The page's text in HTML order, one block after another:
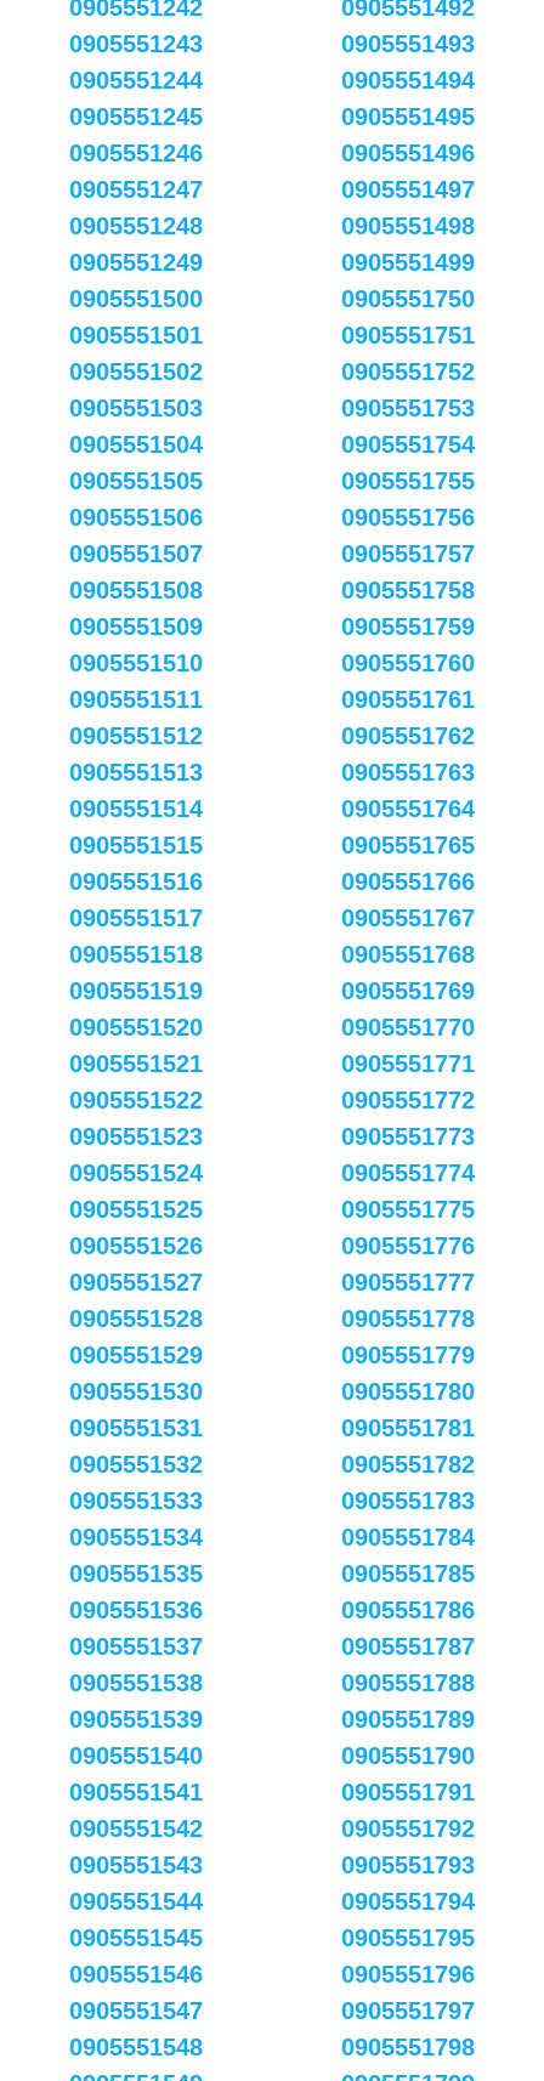
0905551242
0905551243
0905551244
0905551245
0905551246
0905551247
0905551248
0905551249
0905551492
0905551493
0905551494
0905551495
0905551496
0905551497
0905551498
0905551499
0905551500
0905551501
0905551502
0905551503
0905551504
0905551505
0905551506
0905551507
0905551508
0905551509
0905551510
0905551511
0905551512
0905551513
0905551514
0905551515
0905551516
0905551517
0905551518
0905551519
0905551520
0905551521
0905551522
0905551523
0905551524
0905551525
0905551526
0905551527
0905551528
0905551529
0905551530
0905551531
0905551532
0905551533
0905551534
0905551535
0905551536
0905551537
0905551538
0905551539
0905551540
0905551541
0905551542
0905551543
0905551544
0905551545
0905551546
0905551547
0905551548
0905551750
0905551751
0905551752
0905551753
0905551754
0905551755
0905551756
0905551757
0905551758
0905551759
0905551760
0905551761
0905551762
0905551763
0905551764
0905551765
0905551766
0905551767
0905551768
0905551769
0905551770
0905551771
0905551772
0905551773
0905551774
0905551775
0905551776
0905551777
0905551778
0905551779
0905551780
0905551781
0905551782
0905551783
0905551784
0905551785
0905551786
0905551787
0905551788
0905551789
0905551790
0905551791
0905551792
0905551793
0905551794
0905551795
0905551796
0905551797
0905551798